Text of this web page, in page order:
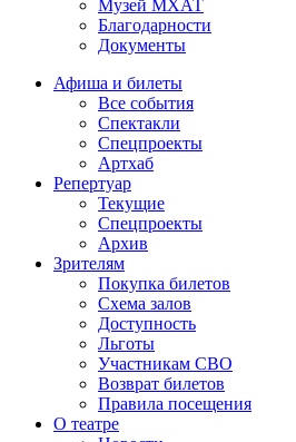
Музей МХАТ
Благодарности
Документы
Афиша и билеты
Все события
Спектакли
Спецпроекты
Артхаб
Репертуар
Текущие
Спецпроекты
Архив
Зрителям
Покупка билетов
Схема залов
Доступность
Льготы
Участникам СВО
Возврат билетов
Правила посещения
О театре